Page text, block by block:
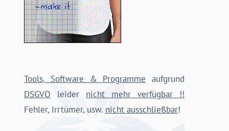
Tools, Software & Programme aufgrund
DSGVO leider nicht mehr verfügbar !!
Fehler, Irrtümer, usw. nicht ausschließbar!